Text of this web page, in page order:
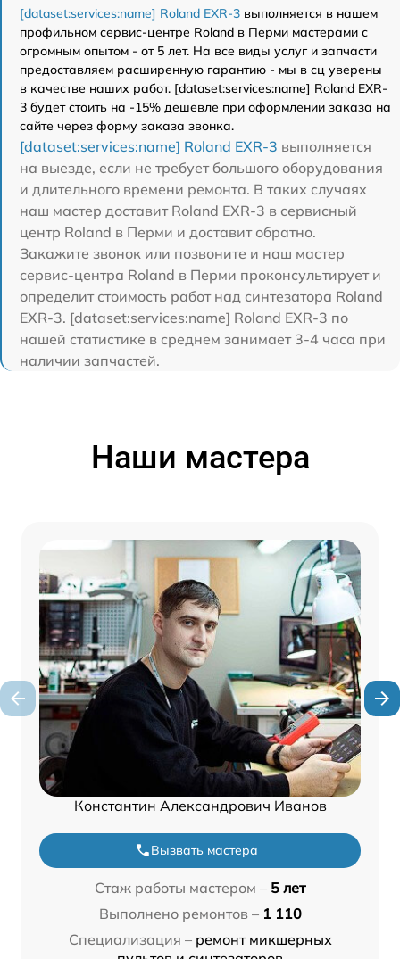
[dataset:services:name] Roland EXR-3 выполняется в нашем
профильном сервис-центре Roland в Перми мастерами с
огромным опытом - от 5 лет. На все виды услуг и запчасти
предоставляем расширенную гарантию - мы в сц уверены
в качестве наших работ. [dataset:services:name] Roland EXR-
3 будет стоить на -15% дешевле при оформлении заказа на
сайте через форму заказа звонка.
[dataset:services:name] Roland EXR-3 выполняется
на выезде, если не требует большого оборудования
и длительного времени ремонта. В таких случаях
наш мастер доставит Roland EXR-3 в сервисный
центр Roland в Перми и доставит обратно.
Закажите звонок или позвоните и наш мастер
сервис-центра Roland в Перми проконсультирует и
определит стоимость работ над синтезатора Roland
EXR-3. [dataset:services:name] Roland EXR-3 по
нашей статистике в среднем занимает 3-4 часа при
наличии запчастей.
Наши мастера
Константин Александрович Иванов
Вызвать мастера
Стаж работы мастером – 5 лет
Выполнено ремонтов – 1 110
Специализация – ремонт микшерных